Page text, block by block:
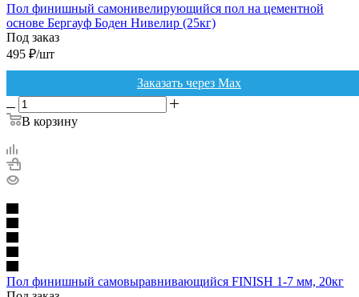
Пол финишный самонивелирующийся пол на цементной
основе Бергауф Боден Нивелир (25кг)
Под заказ
495 ₽/шт
Заказать через Max
В корзину
Пол финишный самовыравнивающийся FINISH 1-7 мм, 20кг